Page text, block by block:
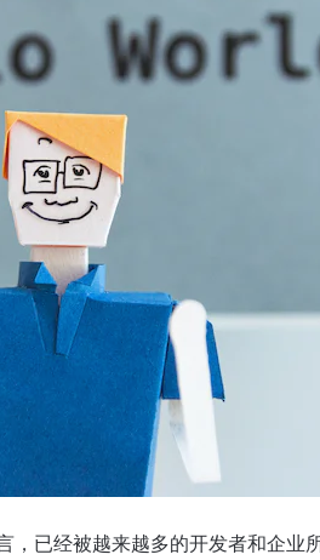
，已经被越来越多的开发者和企业